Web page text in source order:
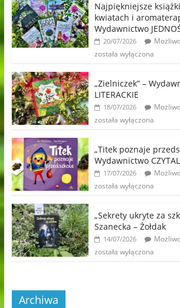
Najpiękniejsze
kwiatach i
Wydawnictwo
20/07/2026
została wyłączona
„Zielniczek” –
LITERACKIE
18/07/2026
została wyłączona
„Titek poznaje
Wydawnictwo
17/07/2026
została wyłączona
„Sekrety ukryte za
Szanecka – Żołdak
14/07/2026
została wyłączona
Archiwa